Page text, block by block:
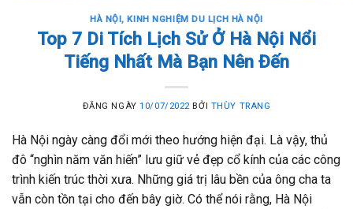
HÀ NỘI,KINH NGHIỆM DU LỊCH HÀ NỘI
Top 7 Di Tích Lịch Sử Ở Hà Nội Nổi
Tiếng Nhất Mà Bạn Nên Đến
ĐĂNG NGÀY10/07/2022 BỞI THÙY TRANG
Hà Nội ngày càng đổi mới theo hướng hiện đại. Là vậy, thủ
đô “nghìn năm văn hiến” lưu giữ vẻ đẹp cổ kính của các công
trình kiến trúc thời xưa. Những giá trị lâu bền của ông cha ta
vẫn còn tồn tại cho đến bây giờ. Có thể nói rằng, Hà Nội